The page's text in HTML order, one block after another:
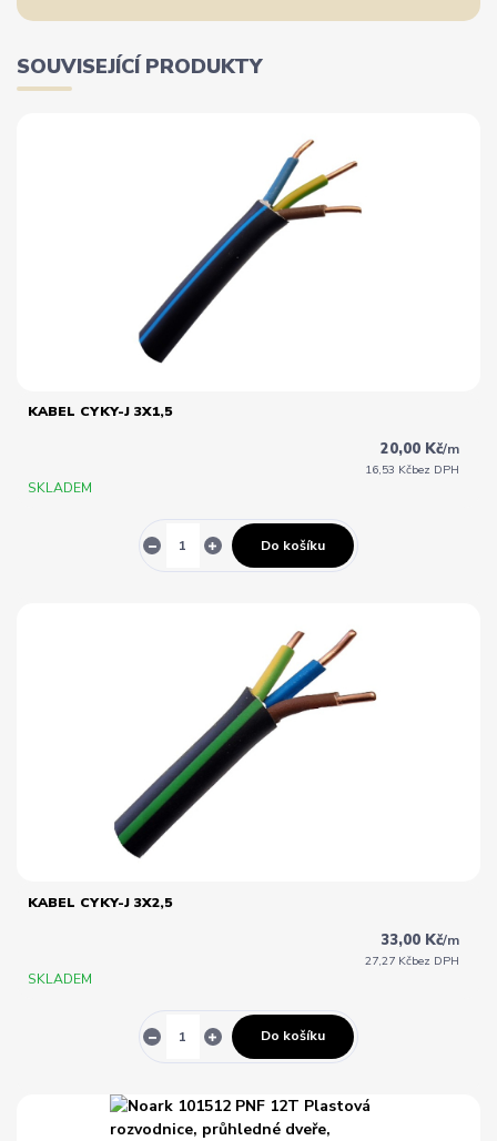
SOUVISEJÍCÍ PRODUKTY
KABEL CYKY-J 3X1,5
20,00 Kč/m
16,53 Kčbez DPH
SKLADEM
Do košíku
KABEL CYKY-J 3X2,5
33,00 Kč/m
27,27 Kčbez DPH
SKLADEM
Do košíku